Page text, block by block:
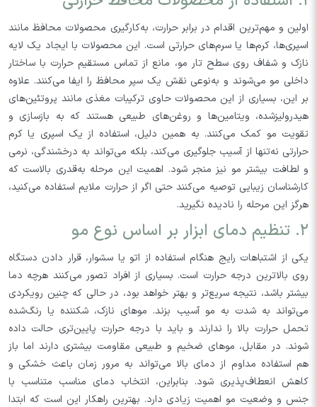
اولین و مهم‌ترین اقدام در برابر حرارت، به‌کارگیری محصولات محافظ مانند
اسپری‌ها، کرم‌ها یا سرم‌های حرارتی است. این محصولات با ایجاد یک لایه
نازک و شفاف روی سطح تار مو، مانع از تماس مستقیم حرارت با ساختار
داخلی مو می‌شوند و به‌نوعی نقش یک سپر محافظ را ایفا می‌کنند. علاوه
بر این، بسیاری از این محصولات حاوی ترکیبات مغذی مانند پروتئین‌های
هیدرولیزشده، ویتامین‌ها و روغن‌های طبیعی هستند که به بازسازی و
تقویت مو کمک می‌کنند. به همین دلیل، استفاده از یک اسپری یا کرم
حرارتی نه‌تنها از آسیب جلوگیری می‌کند، بلکه می‌تواند به درخشندگی، نرمی
و لطافت بیشتر مو نیز منجر شود. اهمیت این مرحله به‌قدری بالاست که
کارشناسان زیبایی توصیه می‌کنند حتی اگر از حرارت ملایم استفاده می‌کنید،
هرگز این مرحله را نادیده نگیرید.
۲. تنظیم دمای ابزار بر اساس نوع مو
یکی از اشتباهات رایج هنگام استفاده از اتو یا سشوار، قرار دادن دستگاه
روی بالاترین درجه حرارت است. بسیاری از افراد تصور می‌کنند هرچه دما
بیشتر باشد، نتیجه سریع‌تر و بهتر خواهد بود، در حالی که چنین رویکردی
می‌تواند به شدت به مو آسیب بزند. موهای نازک، شکننده یا رنگ‌شده
تحمل حرارت بالا را ندارند و باید با درجه حرارت پایین‌تری حالت داده
شوند. در مقابل، موهای ضخیم و طبیعی مقاومت بیشتری دارند اما باز
هم استفاده مداوم از دمای بالا می‌تواند به مرور زمان باعث خشکی و
کاهش انعطاف‌پذیری شود. بنابراین، انتخاب دمای مناسب متناسب با
جنس و وضعیت مو اهمیت زیادی دارد. بهترین راهکار این است که ابتدا